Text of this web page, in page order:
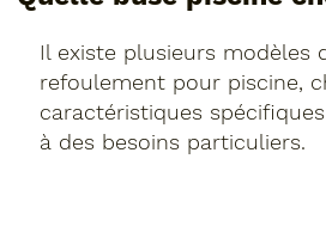
Il existe plusieurs modèles
refoulement pour piscine,
caractéristiques
à des besoins particuliers.